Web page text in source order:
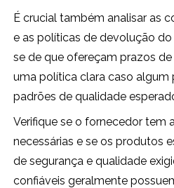
É crucial também analisar as
e as políticas de devolução
se de que ofereçam prazos
uma política clara caso
padrões de qualidade
Verifique se o fornecedor tem
necessárias e se os produtos
de segurança e qualidade
confiáveis geralmente